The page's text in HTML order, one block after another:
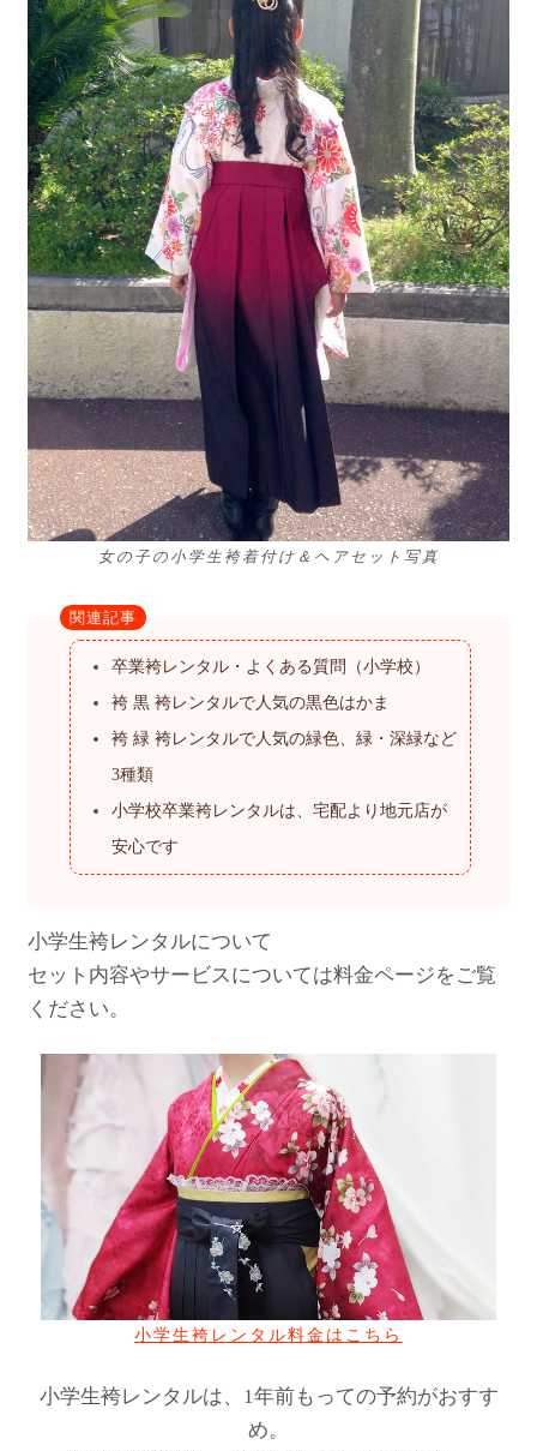
女の子の小学生袴着付け＆ヘアセット写真
関連記事
卒業袴レンタル・よくある質問（小学校）
袴 黒 袴レンタルで人気の黒色はかま
袴 緑 袴レンタルで人気の緑色、緑・深緑など
3種類
小学校卒業袴レンタルは、宅配より地元店が
安心です
小学生袴レンタルについて
セット内容やサービスについては料金ページをご覧
ください。
小学生袴レンタル料金はこちら
小学生袴レンタルは、1年前もっての予約がおすす
め。